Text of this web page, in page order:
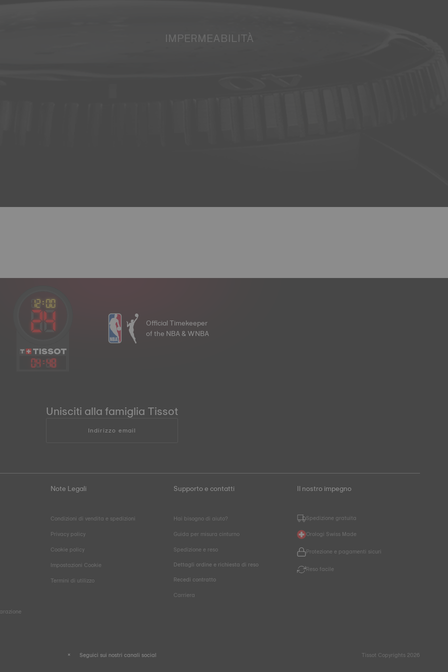
IMPERMEABILITÀ
04:48
Official Timekeeper
of the NBA & WNBA
Unisciti alla famiglia Tissot
Indirizzo email
Note Legali
Condizioni di vendita e spedizioni
Privacy policy
Cookie policy
Impostazioni Cookie
Termini di utilizzo
Supporto e contatti
Hai bisogno di aiuto?
Guida per misura cinturno
Spedizione e reso
Dettagli ordine e richiesta di reso
Recedi contratto
Carriera
Il nostro impegno
Spedizione gratuita
Orologi Swiss Made
Protezione e pagamenti sicuri
Reso facile
Seguici sui nostri canali social Tissot Copyrights 2026